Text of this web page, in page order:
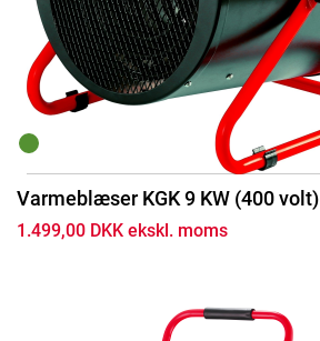
Varmeblæser KGK 9 KW (400 volt)
1.499,00 DKK ekskl. moms